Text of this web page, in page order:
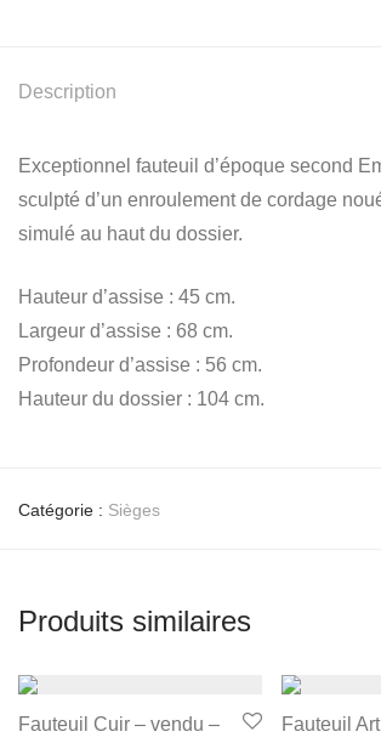
Description
Exceptionnel fauteuil d’époque second
sculpté d’un enroulement de cordage
simulé au haut du dossier.
Hauteur d’assise : 45 cm.
Largeur d’assise : 68 cm.
Profondeur d’assise : 56 cm.
Hauteur du dossier : 104 cm.
Catégorie : Sièges
Produits similaires
Fauteuil Cuir – vendu –
Fauteuil